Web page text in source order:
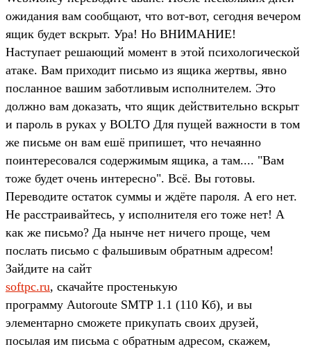
ожидания вам сообщают, что вот-вот, сегодня вечером
ящик будет вскрыт. Ура! Но ВНИМАНИЕ!
Наступает решающий момент в этой психологической
атаке. Вам приходит письмо из ящика жертвы, явно
посланное вашим заботливым исполнителем. Это
должно вам доказать, что ящик действительно вскрыт
и пароль в руках у BOLTO Для пущей важности в том
же письме он вам ешё припишет, что нечаянно
поинтересовался содержимым ящика, а там.... "Вам
тоже будет очень интересно". Всё. Вы готовы.
Переводите остаток суммы и ждёте пароля. А его нет.
Не расстраивайтесь, у исполнителя его тоже нет! А
как же письмо? Да нынче нет ничего проще, чем
послать письмо с фальшивым обратным адресом!
Зайдите на сайт
softpc.ru, скачайте простенькую
программу Autoroute SMTP 1.1 (110 Кб), и вы
элементарно сможете прикупать своих друзей,
посылая им письма с обратным адресом, скажем,